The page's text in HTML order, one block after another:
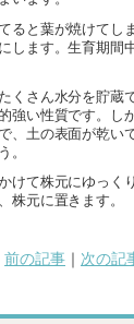
ると葉が焼けてし
します。生育期間
くさん水分を貯蔵
強い性質です。し
、土の表面が乾い
。
けて株元にゆっく
株元に置きます。
前の記事 次の記